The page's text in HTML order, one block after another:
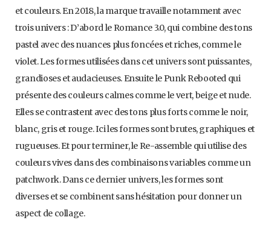
et couleurs. En 2018, la marque travaille notamment avec
trois univers : D’abord le Romance 3.0, qui combine des tons
pastel avec des nuances plus foncées et riches, comme le
violet. Les formes utilisées dans cet univers sont puissantes,
grandioses et audacieuses. Ensuite le Punk Rebooted qui
présente des couleurs calmes comme le vert, beige et nude.
Elles se contrastent avec des tons plus forts comme le noir,
blanc, gris et rouge. Ici les formes sont brutes, graphiques et
rugueuses. Et pour terminer, le Re-assemble qui utilise des
couleurs vives dans des combinaisons variables comme un
patchwork. Dans ce dernier univers, les formes sont
diverses et se combinent sans hésitation pour donner un
aspect de collage.